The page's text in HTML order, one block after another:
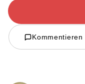
Kommentieren